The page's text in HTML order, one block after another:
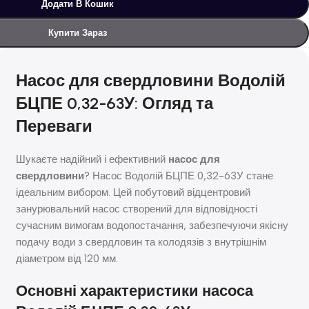
Додати В Кошик
Купити Зараз
Насос для свердловини Водолій
БЦПЕ 0,32-63У: Огляд та
Переваги
Шукаєте надійний і ефективний насос для
свердловини? Насос Водолій БЦПЕ 0,32-63У стане
ідеальним вибором. Цей побутовий відцентровий
занурювальний насос створений для відповідності
сучасним вимогам водопостачання, забезпечуючи якісну
подачу води з свердловин та колодязів з внутрішнім
діаметром від 120 мм.
Основні характеристики насоса